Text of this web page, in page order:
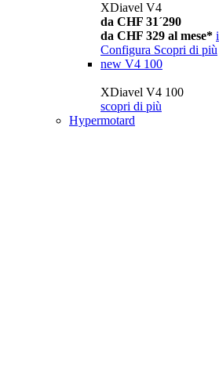
XDiavel V4
da CHF 31´290
da CHF 329 al mese* i
Configura Scopri di più
new V4 100
XDiavel V4 100
scopri di più
Hypermotard